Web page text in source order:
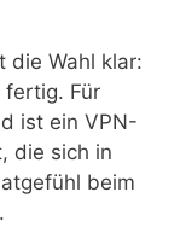
die Wahl klar:
fertig. Für
ist ein VPN-
die sich in
beim